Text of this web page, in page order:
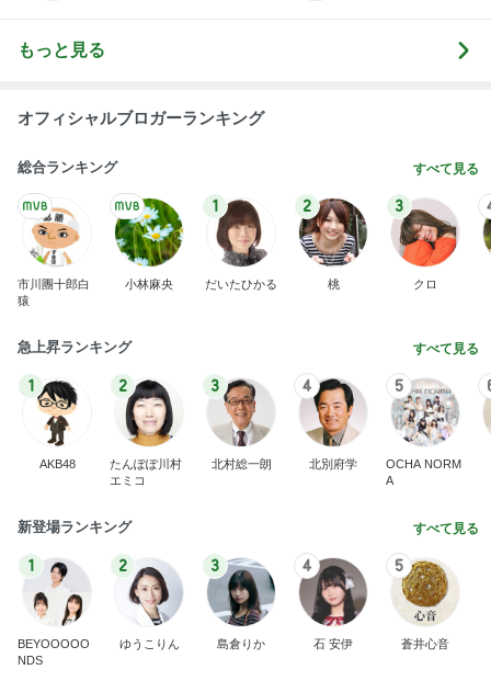
もっと見る
オフィシャルブロガーランキング
総合ランキング すべて見る
市川團十郎白
猿
小林麻央
1
だいたひかる
2
桃
3
クロ
急上昇ランキング すべて見る
1
AKB48
2
たんぽぽ川村
エミコ
3
北村総一朗
4
北別府学
5
OCHA NORM
A
新登場ランキング すべて見る
1
BEYOOOOO
NDS
2
ゆうこりん
3
島倉りか
4
石 安伊
5
蒼井心音